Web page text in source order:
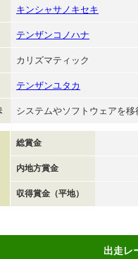
キンシャサノキセキ
テンザンコノハナ
カリズマティック
テンザンユタカ
システムやソフトウェアを移
総賞金
内地方賞金
収得賞金（平地）
出走レ